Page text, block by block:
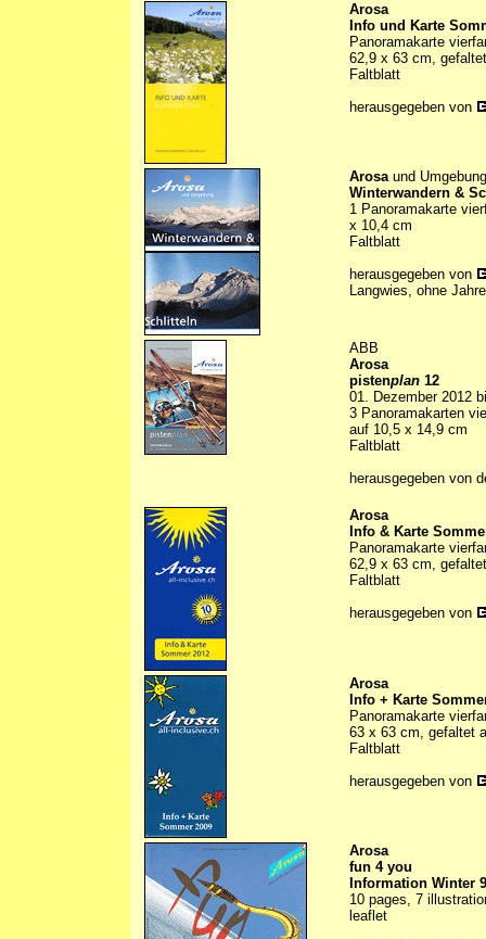
Arosa
Info und Karte
Panoramakarte
62,9 x 63 cm,
Faltblatt
herausgegeben von
Arosaund Umgebung
Winterwandern &
1 Panoramakarte
x 10,4 cm
Faltblatt
herausgegeben von
Langwies, ohne
ABB
Arosa
pistenplan 12
01. Dezember 2012
3 Panoramakarten
auf 10,5 x 14,9 cm
Faltblatt
herausgegeben von
Arosa
Info & Karte
Panoramakarte
62,9 x 63 cm,
Faltblatt
herausgegeben von
Arosa
Info + Karte
Panoramakarte
63 x 63 cm, gefaltet
Faltblatt
herausgegeben von
Arosa
fun 4 you
Information Winter
10 pages, 7
leaflet